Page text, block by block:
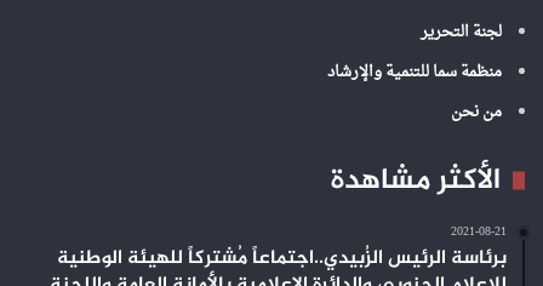
لجنة التحرير
منظمة سما للتنمية والإرشاد
من نحن
الأكثر مشاهدة
2021-08-21
برئاسة الرئيس الزُبيدي..اجتماعاً مُشتركاً للهيئة الوطنية